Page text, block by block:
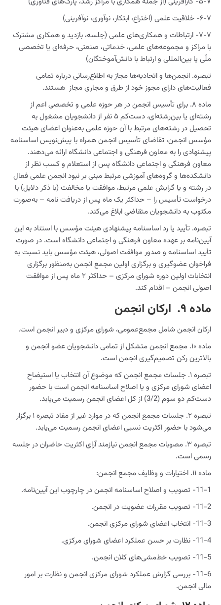
۶-۷- خلاقیت علمی (اختراع، ابتکار، نوآوری، نوآفرینی)
۷-۷- ارتباطات و همکاری‌های علمی (جلسه، بازدید و همکاری مشترک
با مراکز و مجموعه‌های علمی، خدماتی، صنعتی، حرفه‌ای یا تخصصی
ملّی یا بین‌المللی و ارتباط با دانش‌آموختگان)
تبصره. انجمن‌ها و اتحادیه‌ها مجاز به اطلاع‌رسانی درباره تمامی
فعالیت‌های دارای مجوز خود از طرق و مجاری مجاز هستند.
ماده ۸. برای تأسیس انجمن در هر حوزه علمی و تخصصی اعم از
رشته‌ای یا بین‌رشته‌ای، دست‌کم ۵ نفر از دانشجویان مشغول به
تحصیل در رشته‌های مرتبط با آن حوزه علمی به‌عنوان اعضای هیئت
مؤسس انجمن، تقاضای تأسیس انجمن همراه با پیش‌نویس اساسنامه
پیشنهادی را به معاون فرهنگی و اجتماعی دانشگاه ارائه می‌دهند.
معاون فرهنگی و اجتماعی دانشگاه پس از استعلام و کسب نظر از
دانشکده‌ها و گروه‌های آموزشی مرتبط مبنی بر نبود انجمن علمی فعال
در رشته و یا گرایش علمی مرتبط، موافقت یا مخالفت (با ذکر دلایل) با
درخواست تأسیس را – حداکثر یک ماه پس از دریافت نامه – به‌صورت
مکتوب به دانشجویان متقاضی ابلاغ می‌کند.
تبصره. تأیید یا رد اساسنامه پیشنهادی هیئت مؤسس با استناد به این
آیین‌نامه بر عهده معاون فرهنگی و اجتماعی دانشگاه است. در صورت
تأیید اساسنامه و صدور موافقت اصولی، هیئت مؤسس باید نسبت به
فراخوان عضوگیری و برگزاری اولین مجمع انجمن به‌منظور برگزاری
انتخابات اولین دوره شورای مرکزی – حداکثر ۲ ماه پس از موافقت
اصولی انجمن – اقدام کند.
ماده ٩. ‌ ارکان انجمن
ارکان انجمن شامل مجمع‌عمومی، شورای مرکزی و دبیر انجمن است.
ماده ۱۰. مجمع انجمن متشکل از تمامی دانشجویان عضو انجمن و
بالاترین رکن تصمیم‌گیری انجمن است.
تبصره ۱. جلسات مجمع انجمن که موضوع آن انتخاب یا استیضاح
اعضای شورای مرکزی و یا اصلاح اساسنامه انجمن است با حضور
دست‌کم دو سوم (3/2) از کل اعضای انجمن رسمیت می‌یابد.
تبصره ۲. جلسات مجمع انجمن که در موارد غیر از مفاد تبصره ۱ برگزار
می‌شود با حضور اکثریت نسبی اعضای انجمن رسمیت می‌یابد.
تبصره ۳. مصوبات مجمع انجمن نیازمند آرای اکثریت حاضران در جلسه
رسمی است.
ماده ۱۱. اختیارات و وظایف مجمع انجمن:
11-1- تصویب و اصلاح اساسنامه انجمن در چارچوب این آیین‌نامه.
11-2- تصویب مقررات عضویت در انجمن.
11-3- انتخاب اعضای شورای مرکزی انجمن.
11-4- نظارت بر حسن عملکرد اعضای شورای مرکزی.
11-5- تصویب خط‌مشی‌های کلان انجمن.
11-6- بررسی گزارش عملکرد شورای مرکزی انجمن و نظارت بر امور
مالی انجمن.